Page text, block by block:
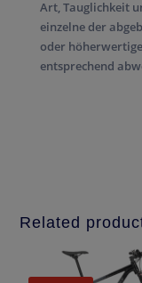
Art, Tauglichkeit
einzelne der
oder
entsprechend
Related